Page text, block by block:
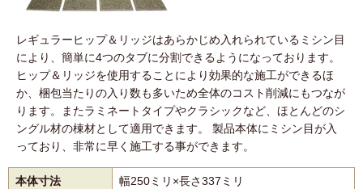
レギュラーヒップ＆リッジはあらかじめ入れられているミシン目
により、簡単に4つのタブに分割できるようになっております。
ヒップ＆リッジを使用することにより効果的な施工ができるほ
か、梱包当たりの入り数も多いため全体のコスト削減にもつなが
ります。またラミネートタイプやクラシックなど、ほとんどのシ
ングル材の棟材として適用できます。 製品本体にミシン目が入
っており、非常に早く施工する事ができます。
本体寸法 幅250ミリ×長さ337ミリ